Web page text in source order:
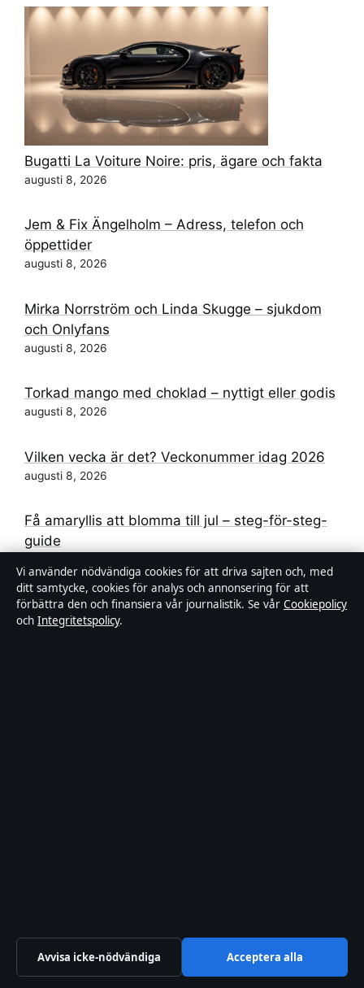
Bugatti La Voiture Noire: pris, ägare och fakta
augusti 8, 2026
Jem & Fix Ängelholm – Adress, telefon och
öppettider
augusti 8, 2026
Mirka Norrström och Linda Skugge – sjukdom
och Onlyfans
augusti 8, 2026
Torkad mango med choklad – nyttigt eller godis
augusti 8, 2026
Vilken vecka är det? Veckonummer idag 2026
augusti 8, 2026
Få amaryllis att blomma till jul – steg-för-steg-
guide
Teknik
Vi använder nödvändiga cookies för att driva sajten och, med
ditt samtycke, cookies för analys och annonsering för att
förbättra den och finansiera vår journalistik. Se vår Cookiepolicy
och Integritetspolicy.
Avvisa icke-nödvändiga Acceptera alla